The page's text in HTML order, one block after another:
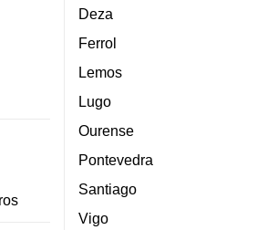
Deza
Ferrol
Lemos
Lugo
Ourense
Pontevedra
Santiago
Vigo